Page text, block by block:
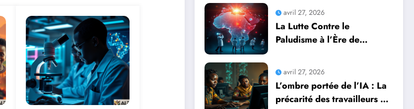
professionnels avec
l’intelligence artificielle
avril 27, 2026
La Lutte Contre le
Paludisme à l’Ère de
Une Course Contre la
Montre Africaine
avril 27, 2026
L’ombre portée de l’IA : La
précarité des travailleurs du